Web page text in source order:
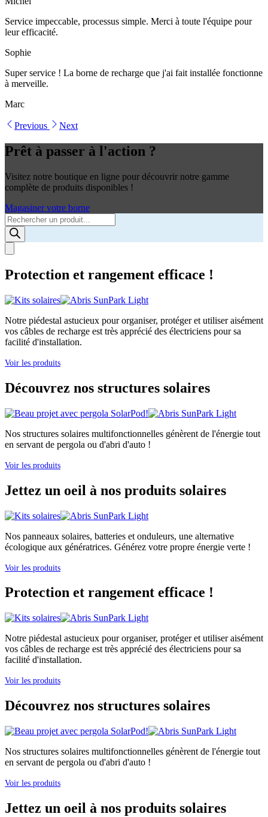
Service impeccable, processus simple. Merci à toute l'équipe pour
leur efficacité.
Sophie
Super service ! La borne de recharge que j'ai fait installée fonctionne
à merveille.
Marc
Previous Next
Prêt à passer à l'action ?
Visitez notre boutique en ligne pour découvrir notre gamme
complète de produits disponibles !
Magasiner votre borne
Products
search
Protection et rangement efficace !
Notre piédestal astucieux pour organiser, protéger et utiliser aisément
vos câbles de recharge est très apprécié des électriciens pour sa
facilité d'installation.
Voir les produits
Découvrez nos structures solaires
Nos structures solaires multifonctionnelles génèrent de l'énergie tout
en servant de pergola ou d'abri d'auto !
Voir les produits
Jettez un oeil à nos produits solaires
Nos panneaux solaires, batteries et onduleurs, une alternative
écologique aux génératrices. Générez votre propre énergie verte !
Voir les produits
Protection et rangement efficace !
Notre piédestal astucieux pour organiser, protéger et utiliser aisément
vos câbles de recharge est très apprécié des électriciens pour sa
facilité d'installation.
Voir les produits
Découvrez nos structures solaires
Nos structures solaires multifonctionnelles génèrent de l'énergie tout
en servant de pergola ou d'abri d'auto !
Voir les produits
Jettez un oeil à nos produits solaires